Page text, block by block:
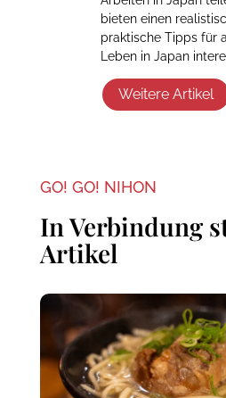
bieten einen
praktische Tipps für
Leben in Japan
Weitere Artikel
GO! GO! NIHON
In Verbindung
Artikel